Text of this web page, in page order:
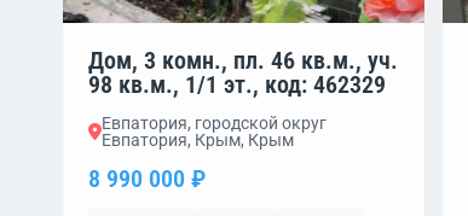
Дом, 3 комн., пл. 46 кв.м., уч.
98 кв.м., 1/1 эт., код: 462329
Евпатория, городской округ
Евпатория, Крым, Крым
8 990 000 ₽